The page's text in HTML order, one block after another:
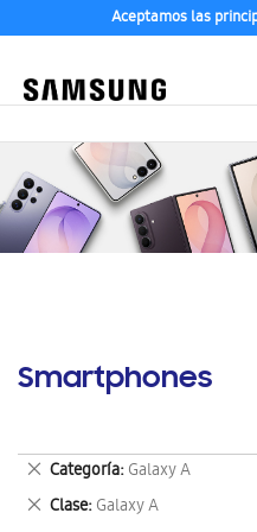
Aceptamos las
Smartphones
Categoría Galaxy A
Eliminar
este
artículo
Clase Galaxy A
Eliminar